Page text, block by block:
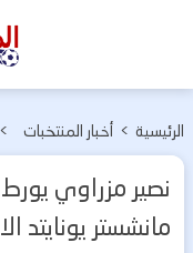
الرئيسية > أخبار المنتخبات
>
نصير مزراوي
مانشستر يونايتد